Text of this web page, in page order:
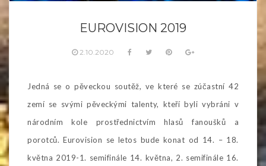
EUROVISION 2019
2.10.2020
Jedná se o pěveckou soutěž, ve které se zúčastní 42
zemí se svými pěveckými talenty, kteří byli vybráni v
národním kole prostřednictvím hlasů fanoušků a
porotců. Eurovision se letos bude konat od 14. – 18.
května 2019-1. semifinále 14. května, 2. semifinále 16.